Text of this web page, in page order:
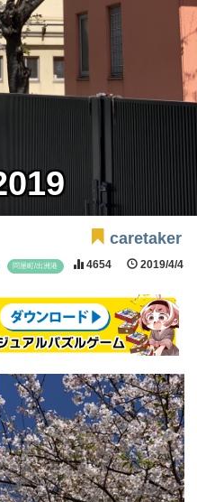
caretaker
問屋町/出洲港 4654 2019/4/4